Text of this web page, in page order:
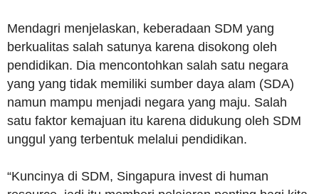
Mendagri menjelaskan, keberadaan SDM yang
berkualitas salah satunya karena disokong oleh
pendidikan. Dia mencontohkan salah satu negara
yang yang tidak memiliki sumber daya alam (SDA)
namun mampu menjadi negara yang maju. Salah
satu faktor kemajuan itu karena didukung oleh SDM
unggul yang terbentuk melalui pendidikan.
“Kuncinya di SDM, Singapura invest di human